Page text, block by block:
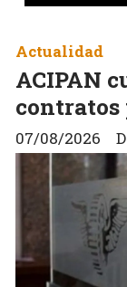
ACIPAN
contratos
Actualidad
07/08/2026